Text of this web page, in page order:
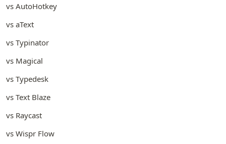
vs AutoHotkey
vs aText
vs Typinator
vs Magical
vs Typedesk
vs Text Blaze
vs Raycast
vs Wispr Flow